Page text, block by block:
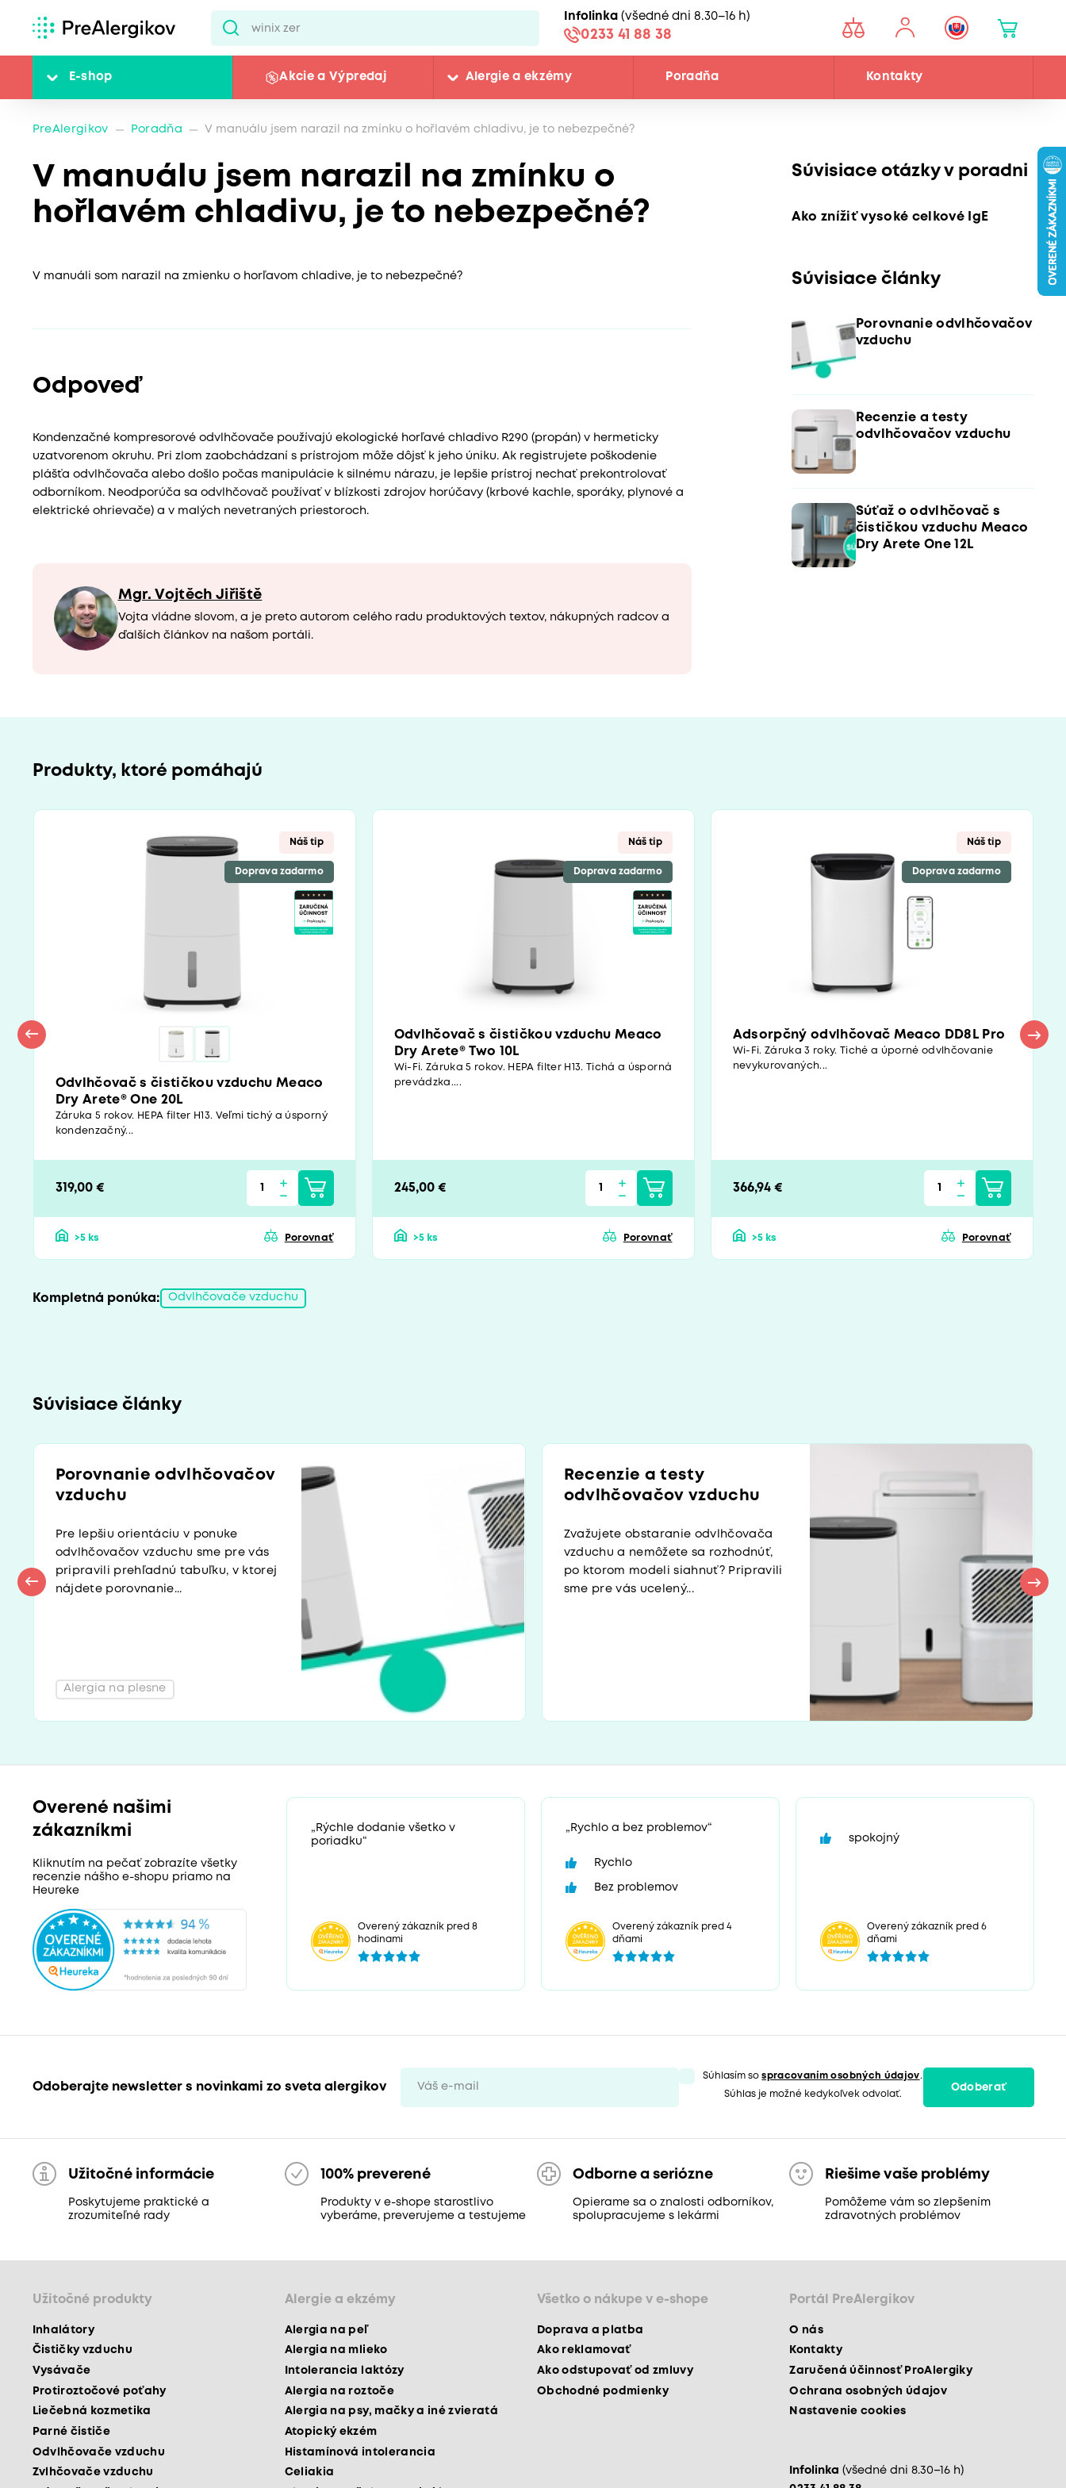
Infolinka (všedné dni 8.30–16 h)
0233 41 88 38
E-shop Akcie a Výpredaj Alergie a ekzémy Poradňa Kontakty
PreAlergikov Poradňa V manuálu jsem narazil na zmínku o hořlavém chladivu, je to nebezpečné?
V manuálu jsem narazil na zmínku o
hořlavém chladivu, je to nebezpečné?
V manuáli som narazil na zmienku o horľavom chladive, je to nebezpečné?
Odpoveď
Kondenzačné kompresorové odvlhčovače používajú ekologické horľavé chladivo R290 (propán) v hermeticky
uzatvorenom okruhu. Pri zlom zaobchádzaní s prístrojom môže dôjsť k jeho úniku. Ak registrujete poškodenie
plášťa odvlhčovača alebo došlo počas manipulácie k silnému nárazu, je lepšie prístroj nechať prekontrolovať
odborníkom. Neodporúča sa odvlhčovač používať v blízkosti zdrojov horúčavy (krbové kachle, sporáky, plynové a
elektrické ohrievače) a v malých nevetraných priestoroch.
Mgr. Vojtěch Jiřiště
Vojta vládne slovom, a je preto autorom celého radu produktových textov, nákupných radcov a
ďalších článkov na našom portáli.
Súvisiace otázky v poradni
Ako znížiť vysoké celkové IgE
Súvisiace články
Porovnanie odvlhčovačov
vzduchu
Recenzie a testy
odvlhčovačov vzduchu
Súťaž o odvlhčovač s
čističkou vzduchu Meaco
Dry Arete One 12L
Produkty, ktoré pomáhajú
Náš tip
Doprava zadarmo
Odvlhčovač s čističkou vzduchu Meaco
Dry Arete® One 20L
Záruka 5 rokov. HEPA filter H13. Veľmi tichý a úsporný
kondenzačný...
319,00 €
>5 ks Porovnať
Náš tip
Doprava zadarmo
Odvlhčovač s čističkou vzduchu Meaco
Dry Arete® Two 10L
Wi-Fi. Záruka 5 rokov. HEPA filter H13. Tichá a úsporná
prevádzka....
245,00 €
>5 ks Porovnať
Náš tip
Doprava zadarmo
Adsorpčný odvlhčovač Meaco DD8L Pro
Wi-Fi. Záruka 3 roky. Tiché a úporné odvlhčovanie
nevykurovaných...
366,94 €
>5 ks Porovnať
Kompletná ponúka: Odvlhčovače vzduchu
Súvisiace články
Porovnanie odvlhčovačov
vzduchu
Pre lepšiu orientáciu v ponuke
odvlhčovačov vzduchu sme pre vás
pripravili prehľadnú tabuľku, v ktorej
nájdete porovnanie...
Alergia na plesne
Recenzie a testy
odvlhčovačov vzduchu
Zvažujete obstaranie odvlhčovača
vzduchu a nemôžete sa rozhodnúť,
po ktorom modeli siahnuť? Pripravili
sme pre vás ucelený...
Overené našimi
zákazníkmi
Kliknutím na pečať zobrazíte všetky
recenzie nášho e-shopu priamo na
Heureke
„Rýchle dodanie všetko v
poriadku“
Overený zákazník pred 8
hodinami
„Rychlo a bez problemov“
Rychlo
Bez problemov
Overený zákazník pred 4
dňami
spokojný
Overený zákazník pred 6
dňami
Odoberajte newsletter s novinkami zo sveta alergikov
Súhlasím sospracovaním osobných údajov.
Súhlas je možné kedykoľvek odvolať.
Odoberať
Užitočné informácie
Poskytujeme praktické a
zrozumiteľné rady
100% preverené
Produkty v e-shope starostlivo
vyberáme, preverujeme a testujeme
Odborne a seriózne
Opierame sa o znalosti odborníkov,
spolupracujeme s lekármi
Riešime vaše problémy
Pomôžeme vám so zlepšením
zdravotných problémov
Užitočné produkty
Inhalátory
Čističky vzduchu
Vysávače
Protiroztočové poťahy
Liečebná kozmetika
Parné čističe
Odvlhčovače vzduchu
Zvlhčovače vzduchu
Alergie a ekzémy
Alergia na peľ
Alergia na mlieko
Intolerancia laktózy
Alergia na roztoče
Alergia na psy, mačky a iné zvieratá
Atopický ekzém
Histamínová intolerancia
Celiakia
Všetko o nákupe v e-shope
Doprava a platba
Ako reklamovať
Ako odstupovať od zmluvy
Obchodné podmienky
Portál PreAlergikov
O nás
Kontakty
Zaručená účinnosť ProAlergiky
Ochrana osobných údajov
Nastavenie cookies
Infolinka (všedné dni 8.30–16 h)